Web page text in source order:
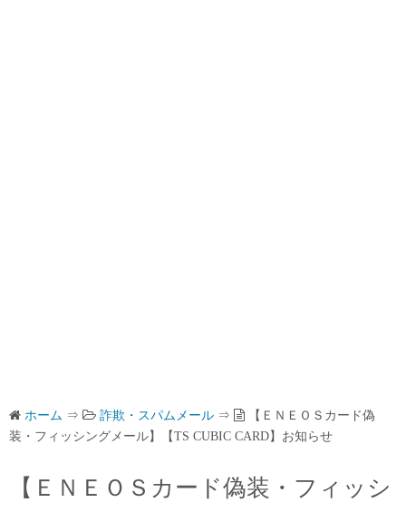
ホーム ⇒ 詐欺・スパムメール ⇒
【ＥＮＥＯＳカード偽
装・フィッシングメール】【TS CUBIC CARD】お知らせ
【ＥＮＥＯＳカード偽装・フィッシ